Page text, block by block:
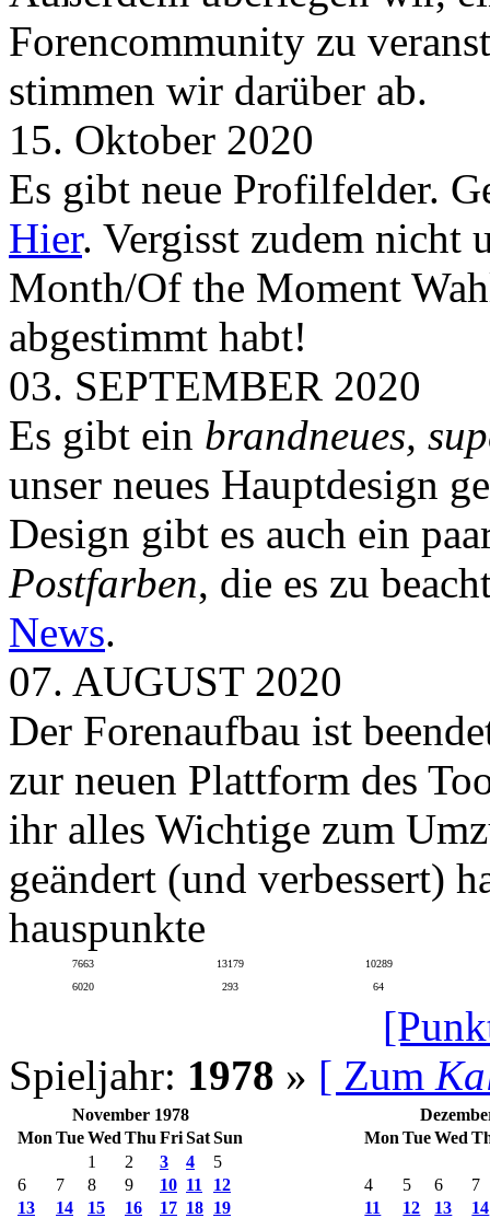
Forencommunity zu
stimmen wir darüber ab.
15. Oktober 2020
Es gibt neue Profilfelder.
Hier. Vergisst zudem nicht
Month/Of the Moment
abgestimmt habt!
03. SEPTEMBER 2020
Es gibt ein brandneues,
unser neues Hauptdesign
Design gibt es auch ein
Postfarben, die es zu
News.
07. AUGUST 2020
Der Forenaufbau ist
zur neuen Plattform des
ihr alles Wichtige zum
geändert (und verbessert)
hauspunkte
7663 13179
10289
6020
293 64
Spieljahr: 1978 » [ Zum
November 1978
Mon TueWed Thu FriSatSun
1
2 3 4
5
6
7 8 9 10 11
12
13
14 15 16 17 18 19
Mon TueWed
4 5 6
7
11
12 13
14